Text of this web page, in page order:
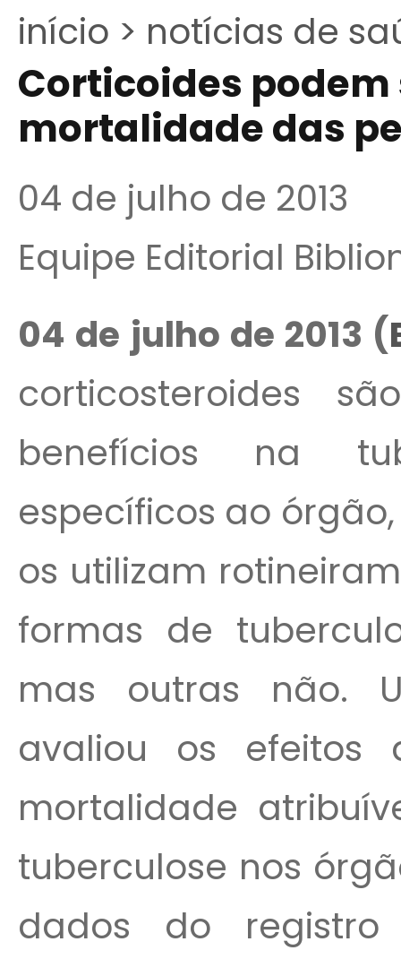
início > notícias de
Corticoides
mortalidade das
04 de julho de 2013
Equipe Editorial
04 de julho de 2013 (
corticosteroides
benefícios na
específicos ao
os utilizam
formas de
mas outras não.
avaliou os efeitos
mortalidade
tuberculose nos
dados do registro